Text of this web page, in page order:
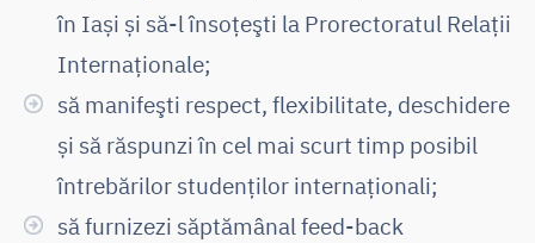
în Iași și să-l însoțeşti la Prorectoratul Relații
Internaționale;
să manifeşti respect, flexibilitate, deschidere
și să răspunzi în cel mai scurt timp posibil
întrebărilor studenților internaționali;
să furnizezi săptămânal feed-back